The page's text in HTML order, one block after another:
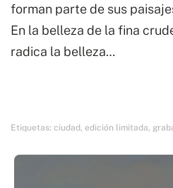
forman parte de sus
En la belleza de la fina
radica la belleza…
Etiquetas: ciudad, edición limitada,